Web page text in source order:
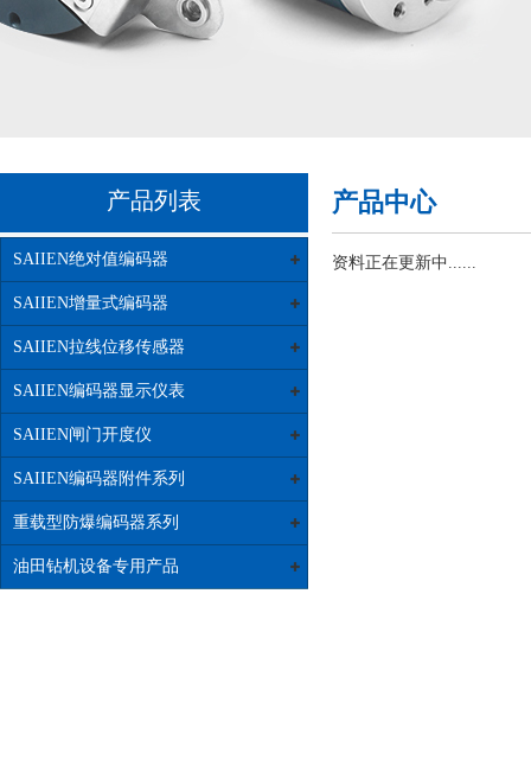
产品列表
SAIIEN绝对值编码器
SAIIEN增量式编码器
SAIIEN拉线位移传感器
SAIIEN编码器显示仪表
SAIIEN闸门开度仪
SAIIEN编码器附件系列
重载型防爆编码器系列
油田钻机设备专用产品
产品中心
资料正在更新中......